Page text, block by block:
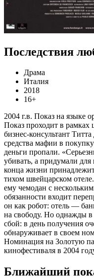
Последствия
Драма
Италия
2018
16+
2004 г.в. Показ на языке
Показ проходит в рамках
бизнес-консультант
средства мафии в
деньги пропали.
убивать, а придумали для
конца жизни
тихом швейцарском
ему чемодан с
обязанности входит
он как робот: отель —
на свободу. Но однажды
сбой: в день получения
обнаруживает в своем
Номинация на Золотую
кинофестиваля в 2004
Ближайший